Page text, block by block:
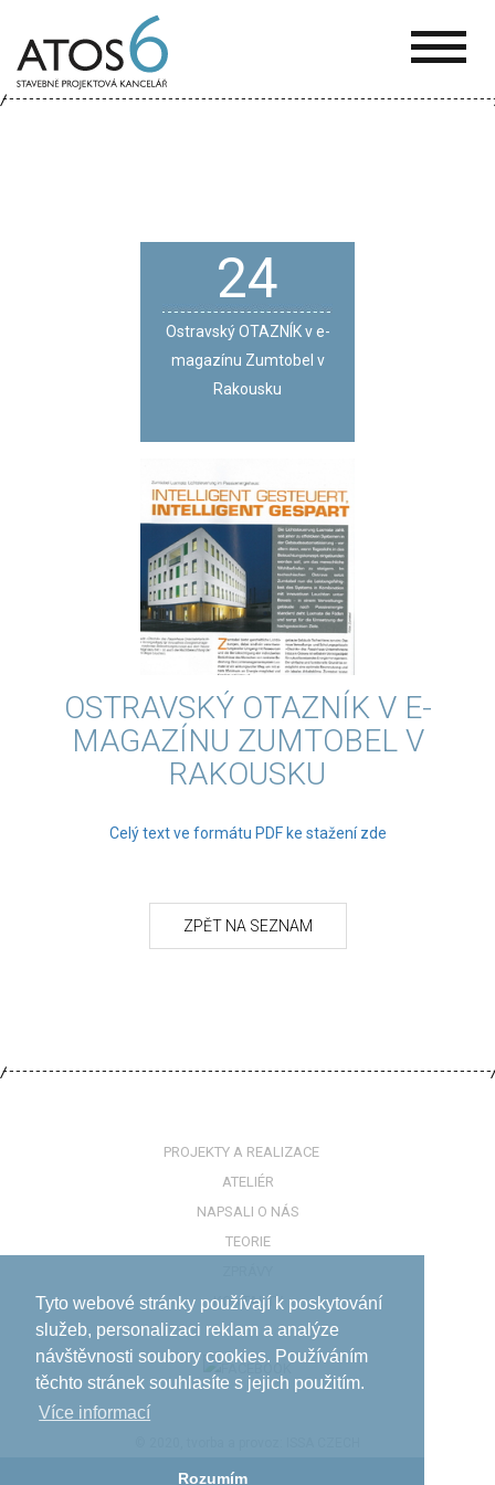
Tyto webové stránky používají k poskytování
služeb, personalizaci reklam a analýze
návštěvnosti soubory cookies. Používáním
těchto stránek souhlasíte s jejich použitím.
Více informací­
Rozumím
6
24
Ostravský OTAZNÍK v e-
magazínu Zumtobel v
Rakousku
OSTRAVSKÝ OTAZNÍK V E-
MAGAZÍNU ZUMTOBEL V
RAKOUSKU
Celý text ve formátu PDF ke stažení zde
PROJEKTY A REALIZACE
ATELIÉR
NAPSALI O NÁS
TEORIE
KONTAKTY